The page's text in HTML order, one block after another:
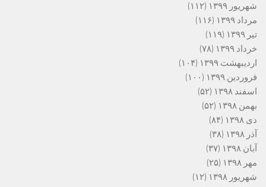
شهریور ۱۳۹۹
(۱۱۲)
مرداد ۱۳۹۹
(۱۱۶)
تیر ۱۳۹۹
(۱۱۹)
خرداد ۱۳۹۹
(۷۸)
اردیبهشت ۱۳۹۹
(۱۰۴)
فروردین ۱۳۹۹
(۱۰۰)
اسفند ۱۳۹۸
(۵۲)
بهمن ۱۳۹۸
(۵۲)
دی ۱۳۹۸
(۸۴)
آذر ۱۳۹۸
(۳۸)
آبان ۱۳۹۸
(۳۷)
مهر ۱۳۹۸
(۲۵)
شهریور ۱۳۹۸
(۱۲)